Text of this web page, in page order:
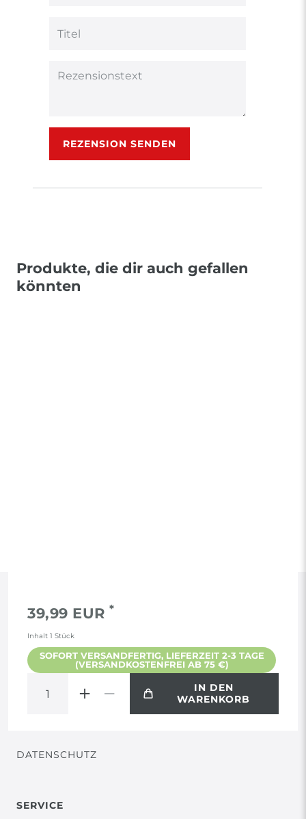
Bewertungssternen
Anzeigename
Rezensionstext
REZENSION SENDEN
Produkte, die dir auch gefallen
könnten
39,99 EUR *
Inhalt 1 Stück
SOFORT VERSANDFERTIG, LIEFERZEIT 2-3 TAGE
(VERSANDKOSTENFREI AB 75 €)
IN DEN
WARENKORB
RECHTLICHES
AGB
DATENSCHUTZ
SERVICE